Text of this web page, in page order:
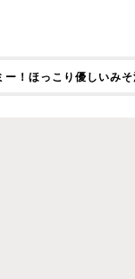
ー！ほっこり優しいみ